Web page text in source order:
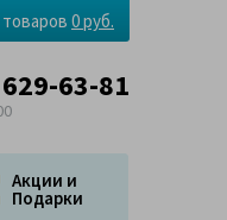
товаров 0 руб.
63-81
Акции и
Подарки